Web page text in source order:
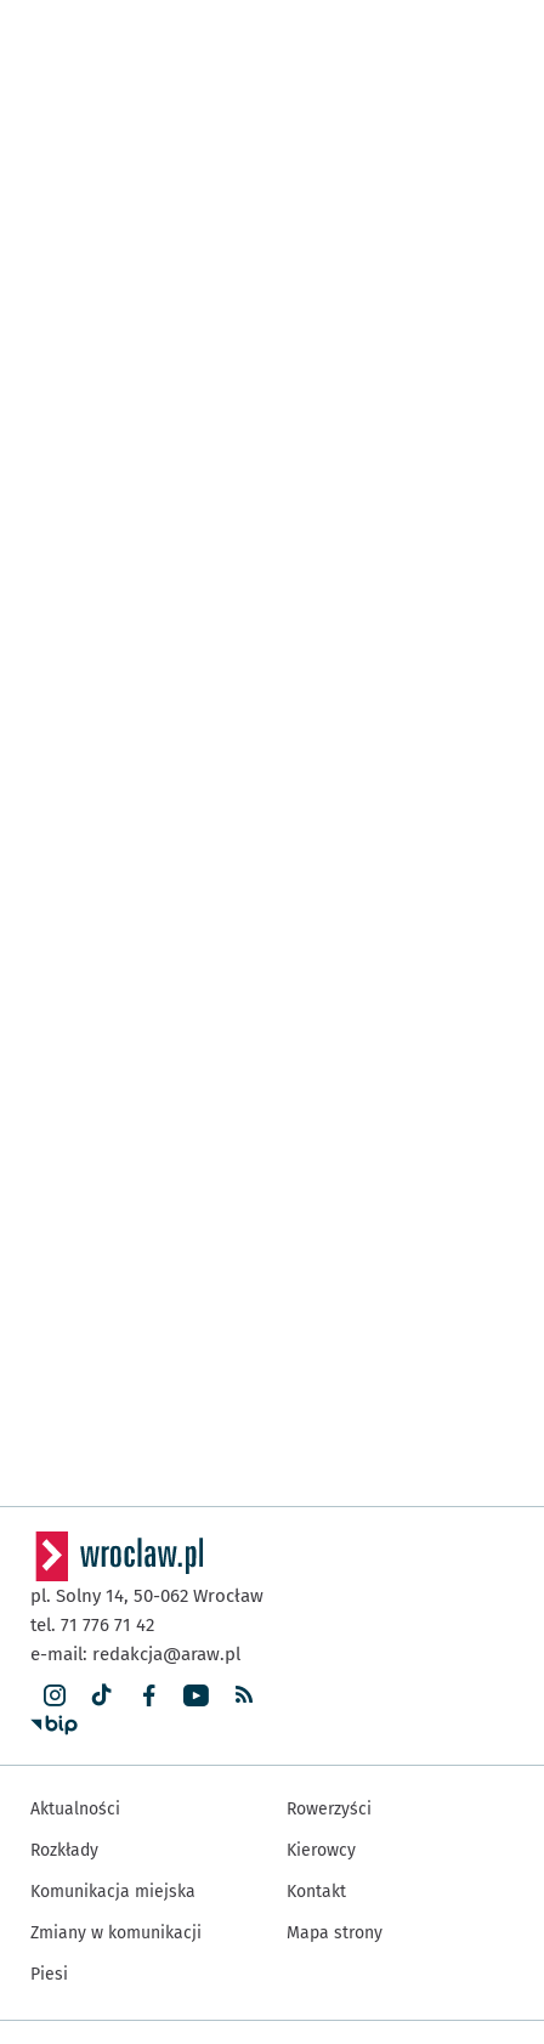
pl. Solny 14, 50-062 Wrocław
tel. 71 776 71 42
e-mail: redakcja@araw.pl
Aktualności
Rozkłady
Komunikacja miejska
Zmiany w komunikacji
Piesi
Rowerzyści
Kierowcy
Kontakt
Mapa strony